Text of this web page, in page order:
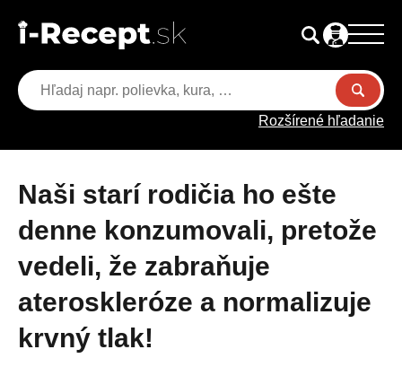
Rozšírené hľadanie
Naši starí rodičia ho ešte
denne konzumovali, pretože
vedeli, že zabraňuje
ateroskleróze a normalizuje
krvný tlak!